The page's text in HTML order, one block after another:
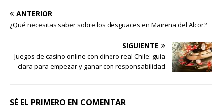
ANTERIOR
¿Qué necesitas saber sobre los desguaces en Mairena del Alcor?
SIGUIENTE
Juegos de casino online con dinero real Chile: guía
clara para empezar y ganar con responsabilidad
SÉ EL PRIMERO EN COMENTAR